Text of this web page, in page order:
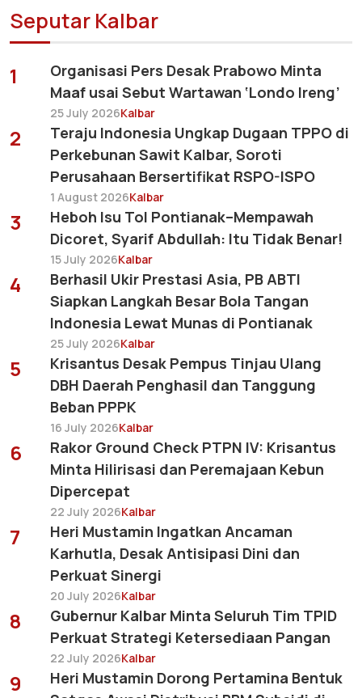
Seputar Kalbar
1
Organisasi Pers Desak Prabowo Minta
Maaf usai Sebut Wartawan ‘Londo Ireng’
25 July 2026Kalbar
2
Teraju Indonesia Ungkap Dugaan TPPO di
Perkebunan Sawit Kalbar, Soroti
Perusahaan Bersertifikat RSPO-ISPO
1 August 2026Kalbar
3
Heboh Isu Tol Pontianak–Mempawah
Dicoret, Syarif Abdullah: Itu Tidak Benar!
15 July 2026Kalbar
4
Berhasil Ukir Prestasi Asia, PB ABTI
Siapkan Langkah Besar Bola Tangan
Indonesia Lewat Munas di Pontianak
25 July 2026Kalbar
5
Krisantus Desak Pempus Tinjau Ulang
DBH Daerah Penghasil dan Tanggung
Beban PPPK
16 July 2026Kalbar
6
Rakor Ground Check PTPN IV: Krisantus
Minta Hilirisasi dan Peremajaan Kebun
Dipercepat
22 July 2026Kalbar
7
Heri Mustamin Ingatkan Ancaman
Karhutla, Desak Antisipasi Dini dan
Perkuat Sinergi
20 July 2026Kalbar
8
Gubernur Kalbar Minta Seluruh Tim TPID
Perkuat Strategi Ketersediaan Pangan
22 July 2026Kalbar
9
Heri Mustamin Dorong Pertamina Bentuk